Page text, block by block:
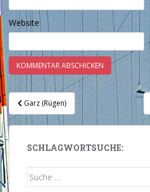
Website
Beitragsnavigation
Garz (Rügen)
SCHLAGWORTSUCHE:
Suche